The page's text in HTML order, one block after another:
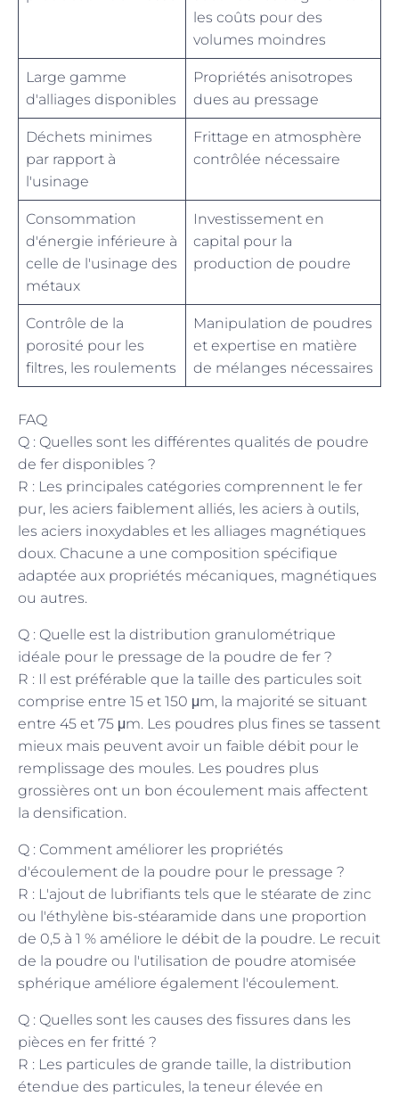
les coûts pour des
volumes moindres
Large gamme
d'alliages disponibles
Propriétés anisotropes
dues au pressage
Déchets minimes
par rapport à
l'usinage
Frittage en atmosphère
contrôlée nécessaire
Consommation
d'énergie inférieure à
celle de l'usinage des
métaux
Investissement en
capital pour la
production de poudre
Contrôle de la
porosité pour les
filtres, les roulements
Manipulation de poudres
et expertise en matière
de mélanges nécessaires
FAQ
Q : Quelles sont les différentes qualités de poudre
de fer disponibles ?
R : Les principales catégories comprennent le fer
pur, les aciers faiblement alliés, les aciers à outils,
les aciers inoxydables et les alliages magnétiques
doux. Chacune a une composition spécifique
adaptée aux propriétés mécaniques, magnétiques
ou autres.
Q : Quelle est la distribution granulométrique
idéale pour le pressage de la poudre de fer ?
R : Il est préférable que la taille des particules soit
comprise entre 15 et 150 μm, la majorité se situant
entre 45 et 75 μm. Les poudres plus fines se tassent
mieux mais peuvent avoir un faible débit pour le
remplissage des moules. Les poudres plus
grossières ont un bon écoulement mais affectent
la densification.
Q : Comment améliorer les propriétés
d'écoulement de la poudre pour le pressage ?
R : L'ajout de lubrifiants tels que le stéarate de zinc
ou l'éthylène bis-stéaramide dans une proportion
de 0,5 à 1 % améliore le débit de la poudre. Le recuit
de la poudre ou l'utilisation de poudre atomisée
sphérique améliore également l'écoulement.
Q : Quelles sont les causes des fissures dans les
pièces en fer fritté ?
R : Les particules de grande taille, la distribution
étendue des particules, la teneur élevée en